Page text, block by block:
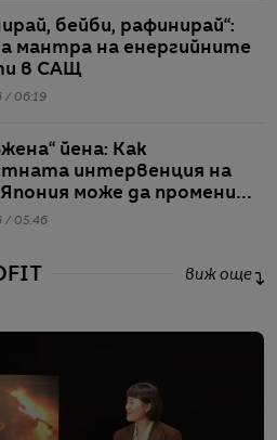
бейби, рафинирай“:
мантра на енергийните
в САЩ
/ 06:19
йена: Как
интервенция на
може да промени
валутни пазари
/ 05:46
виж още